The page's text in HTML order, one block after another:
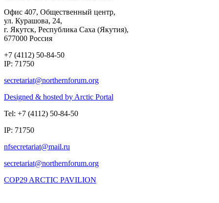
Офис 407, Общественный центр,
ул. Курашова, 24,
г. Якутск, Республика Саха (Якутия),
677000 Россия
+7 (4112) 50-84-50
IP: 71750
Designed & hosted by Arctic Portal
Tel: +7 (4112) 50-84-50
IP: 71750
COP29 ARCTIC PAVILION